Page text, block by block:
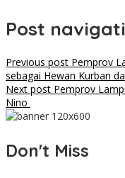
Post
Previous post Pemprov
sebagai Hewan Kurban
Next post Pemprov
Nino
Don't Miss